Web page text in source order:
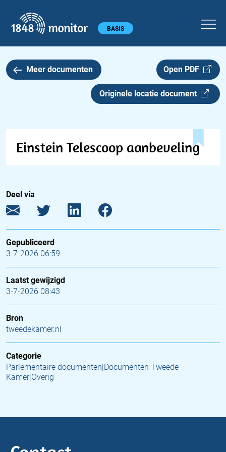
Hoofdmenu BASIS
Meer documenten Open PDF
Originele locatie document
Einstein Telescoop aanbeveling
Deel via
Gepubliceerd
3-7-2026 06:59
Laatst gewijzigd
3-7-2026 08:43
Bron
tweedekamer.nl
Categorie
Parlementaire documenten|Documenten Tweede
Kamer|Overig